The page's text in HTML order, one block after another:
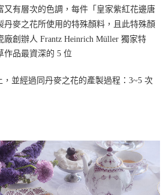
又有層次的色調，每件「皇家紫紅花邊唐
丹麥之花所使用的特殊顏料，且此特殊顏
創辦人 Frantz Heinrich Müller 獨家特
作品最資深的 5 位
並經過同丹麥之花的產製過程：3~5 次